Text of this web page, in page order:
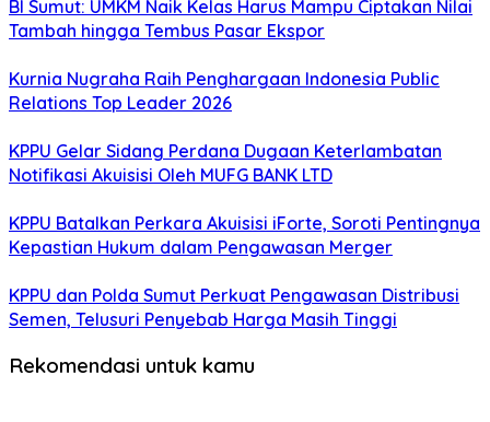
BI Sumut: UMKM Naik Kelas Harus Mampu Ciptakan Nilai
Tambah hingga Tembus Pasar Ekspor
Kurnia Nugraha Raih Penghargaan Indonesia Public
Relations Top Leader 2026
KPPU Gelar Sidang Perdana Dugaan Keterlambatan
Notifikasi Akuisisi Oleh MUFG BANK LTD
KPPU Batalkan Perkara Akuisisi iForte, Soroti Pentingnya
Kepastian Hukum dalam Pengawasan Merger
KPPU dan Polda Sumut Perkuat Pengawasan Distribusi
Semen, Telusuri Penyebab Harga Masih Tinggi
Rekomendasi untuk kamu